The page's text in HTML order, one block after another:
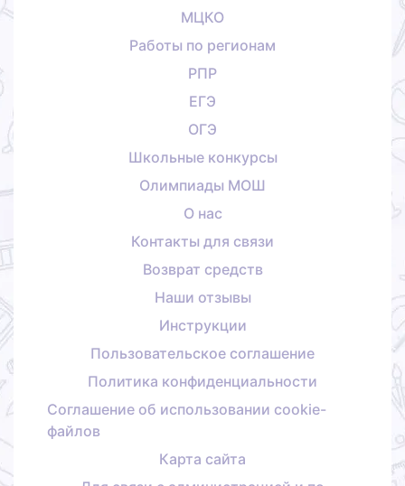
МЦКО
Работы по регионам
РПР
ЕГЭ
ОГЭ
Школьные конкурсы
Олимпиады МОШ
О нас
Контакты для связи
Возврат средств
Наши отзывы
Инструкции
Пользовательское соглашение
Политика конфиденциальности
Соглашение об использовании cookie-
файлов
Карта сайта